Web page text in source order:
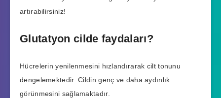
artırabilirsiniz!
Glutatyon cilde faydaları?
Hücrelerin yenilenmesini hızlandırarak cilt tonunu
dengelemektedir. Cildin genç ve daha aydınlık
görünmesini sağlamaktadır.